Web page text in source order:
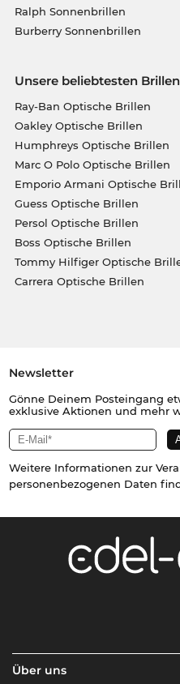
Ralph Sonnenbrillen
Burberry Sonnenbrillen
Unsere beliebtesten
Ray-Ban Optische Brillen
Oakley Optische Brillen
Humphreys Optische Brillen
Marc O Polo Optische Brillen
Emporio Armani Optische
Guess Optische Brillen
Persol Optische Brillen
Boss Optische Brillen
Tommy Hilfiger Optische
Carrera Optische Brillen
Newsletter
Gönne Deinem Posteingang
exklusive Aktionen und mehr
Weitere Informationen zur
personenbezogenen Daten
Über uns